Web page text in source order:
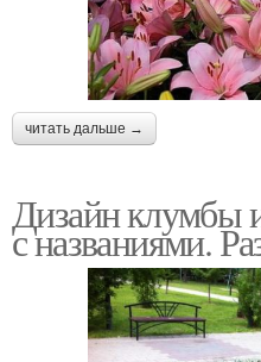
читать дальше →
Дизайн клумбы
с названиями.